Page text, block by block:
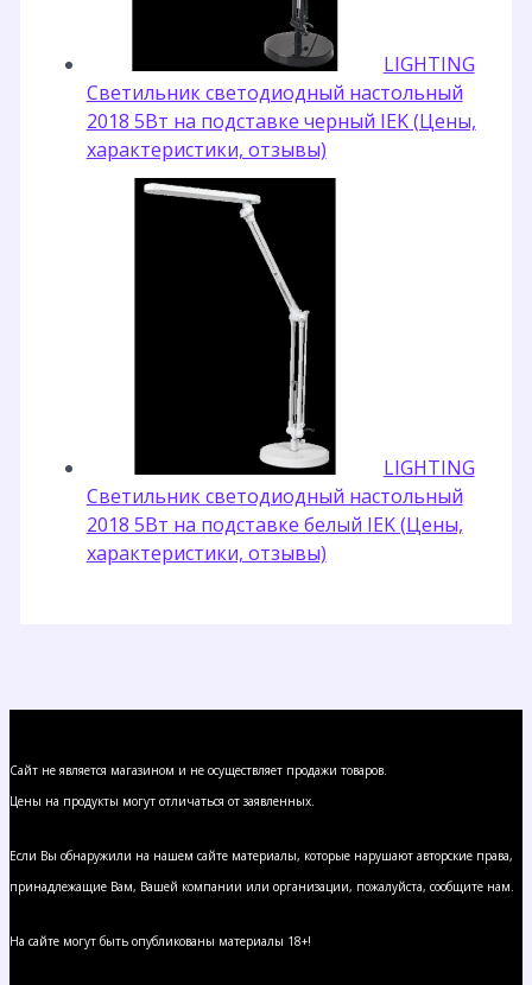
LIGHTING
Светильник светодиодный настольный
2018 5Вт на подставке черный IEK (Цены,
характеристики, отзывы)
LIGHTING
Светильник светодиодный настольный
2018 5Вт на подставке белый IEK (Цены,
характеристики, отзывы)
Сайт не является магазином и не осуществляет продажи товаров.
Цены на продукты могут отличаться от заявленных.
Если Вы обнаружили на нашем сайте материалы, которые нарушают авторские права,
принадлежащие Вам, Вашей компании или организации, пожалуйста, сообщите нам.
На сайте могут быть опубликованы материалы 18+!